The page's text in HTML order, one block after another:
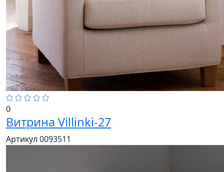
0
Витрина Villinki-27
Артикул 0093511